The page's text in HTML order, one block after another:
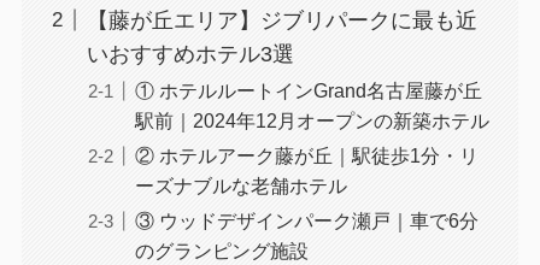
【藤が丘エリア】ジブリパークに最も近
いおすすめホテル3選
① ホテルルートインGrand名古屋藤が丘
駅前｜2024年12月オープンの新築ホテル
② ホテルアーク藤が丘｜駅徒歩1分・リ
ーズナブルな老舗ホテル
③ ウッドデザインパーク瀬戸｜車で6分
のグランピング施設